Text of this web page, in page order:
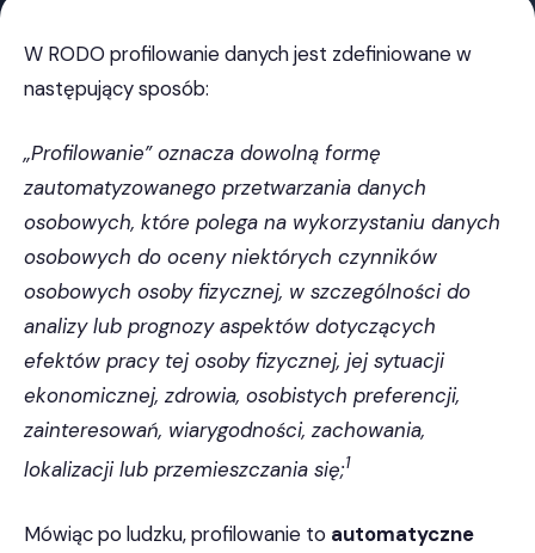
W RODO profilowanie danych jest zdefiniowane w
następujący sposób:
„Profilowanie” oznacza dowolną formę
zautomatyzowanego przetwarzania danych
osobowych, które polega na wykorzystaniu danych
osobowych do oceny niektórych czynników
osobowych osoby fizycznej, w szczególności do
analizy lub prognozy aspektów dotyczących
efektów pracy tej osoby fizycznej, jej sytuacji
ekonomicznej, zdrowia, osobistych preferencji,
zainteresowań, wiarygodności, zachowania,
lokalizacji lub przemieszczania się;1
Mówiąc po ludzku, profilowanie to automatyczne